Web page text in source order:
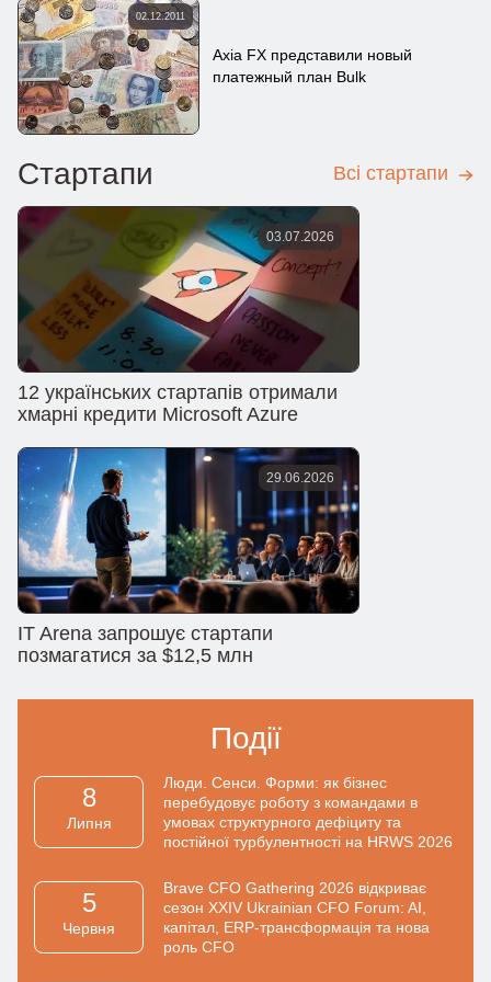
02.12.2011
Axia FX представили новый
платежный план Bulk
Стартапи Всі стартапи
03.07.2026
12 українських стартапів отримали
хмарні кредити Microsoft Azure
29.06.2026
IT Arena запрошує стартапи
позмагатися за $12,5 млн
Події
8
Липня
Люди. Сенси. Форми: як бізнес
перебудовує роботу з командами в
умовах структурного дефіциту та
постійної турбулентності на HRWS 2026
5
Червня
Brave CFO Gathering 2026 відкриває
сезон XXIV Ukrainian CFO Forum: AI,
капітал, ERP-трансформація та нова
роль CFO